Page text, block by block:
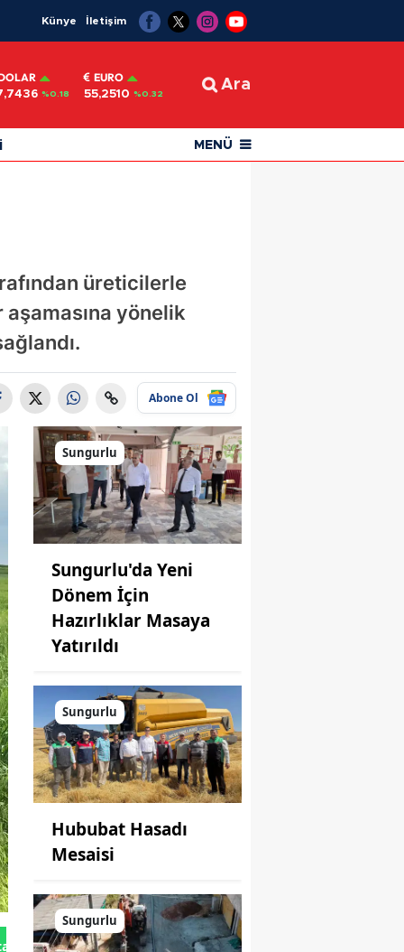
Künye İletişim
%0.18
EURO
55,2510 %0.32
Ara
MENÜ
üreticilerle
yönelik
Abone Ol
Gönder
Sungurlu
Sungurlu'da Yeni
Dönem İçin
Hazırlıklar Masaya
Yatırıldı
Sungurlu
Hububat Hasadı
Mesaisi
Sungurlu